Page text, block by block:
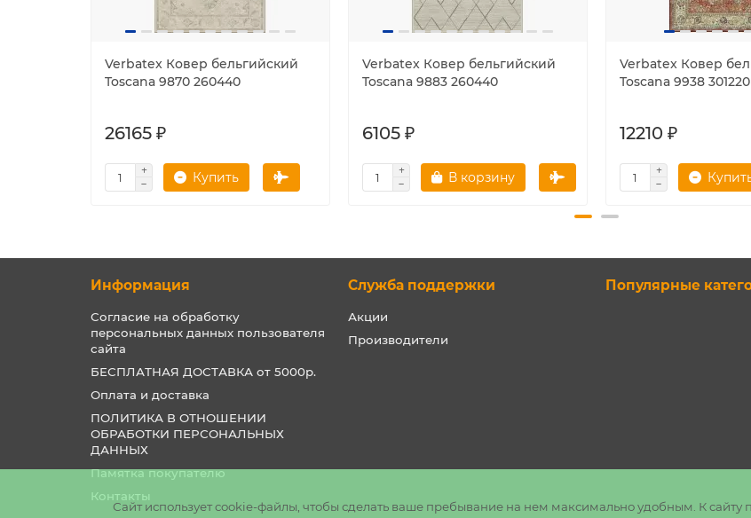
Verbatex Ковер бельгийский
Toscana 9870 260440
26165 ₽
Купить
Verbatex Ковер бельгийский
Toscana 9883 260440
6105 ₽
В корзину
Verbatex Ковер
Toscana 9938 301220
12210 ₽
Сайт использует cookie-файлы, чтобы сделать ваше пребывание на нем максимально удобным. К cайту
Информация
Согласие на обработку
персональных данных пользователя
сайта
БЕСПЛАТНАЯ ДОСТАВКА от 5000р.
Оплата и доставка
ПОЛИТИКА В ОТНОШЕНИИ
ОБРАБОТКИ ПЕРСОНАЛЬНЫХ
ДАННЫХ
Памятка покупателю
Контакты
Служба поддержки
Акции
Производители
Популярные